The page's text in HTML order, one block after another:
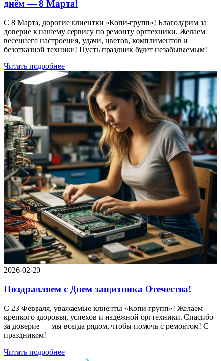
днём — 8 Марта!
С 8 Марта, дорогие клиентки «Копи‑групп»! Благодарим за
доверие к нашему сервису по ремонту оргтехники. Желаем
весеннего настроения, удачи, цветов, комплиментов и
безотказной техники! Пусть праздник будет незабываемым!
Читать подробнее
2026-02-20
Поздравляем с Днем защитника Отечества!
С 23 Февраля, уважаемые клиенты «Копи‑групп»! Желаем
крепкого здоровья, успехов и надёжной оргтехники. Спасибо
за доверие — мы всегда рядом, чтобы помочь с ремонтом! С
праздником!
Читать подробнее